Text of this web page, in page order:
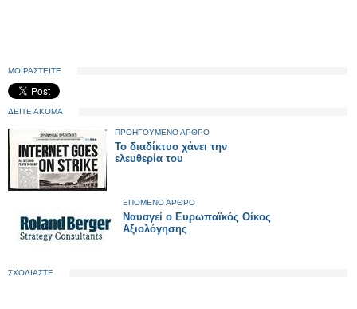
ΜΟΙΡΑΣΤΕΙΤΕ
ΔΕΙΤΕ ΑΚΟΜΑ
ΠΡΟΗΓΟΥΜΕΝΟ ΑΡΘΡΟ
Το διαδίκτυο χάνει την
ελευθερία του
ΕΠΟΜΕΝΟ ΑΡΘΡΟ
Ναυαγεί ο Ευρωπαϊκός Οίκος
Αξιολόγησης
ΣΧΟΛΙΑΣΤΕ